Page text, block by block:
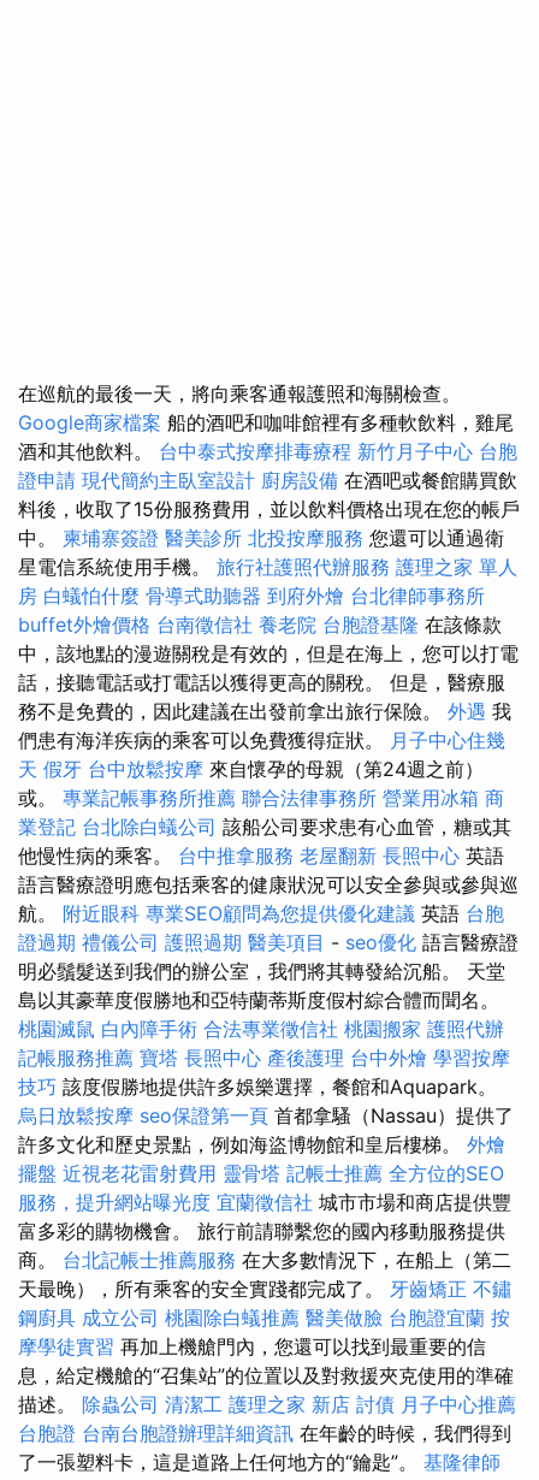
在巡航的最後一天，將向乘客通報護照和海關檢查。
Google商家檔案 船的酒吧和咖啡館裡有多種軟飲料，雞尾
酒和其他飲料。 台中泰式按摩排毒療程 新竹月子中心 台胞
證申請 現代簡約主臥室設計 廚房設備 在酒吧或餐館購買飲
料後，收取了15份服務費用，並以飲料價格出現在您的帳戶
中。 柬埔寨簽證 醫美診所 北投按摩服務 您還可以通過衛
星電信系統使用手機。 旅行社護照代辦服務 護理之家 單人
房 白蟻怕什麼 骨導式助聽器 到府外燴 台北律師事務所
buffet外燴價格 台南徵信社 養老院 台胞證基隆 在該條款
中，該地點的漫遊關稅是有效的，但是在海上，您可以打電
話，接聽電話或打電話以獲得更高的關稅。 但是，醫療服
務不是免費的，因此建議在出發前拿出旅行保險。 外遇 我
們患有海洋疾病的乘客可以免費獲得症狀。 月子中心住幾
天 假牙 台中放鬆按摩 來自懷孕的母親（第24週之前）
或。 專業記帳事務所推薦 聯合法律事務所 營業用冰箱 商
業登記 台北除白蟻公司 該船公司要求患有心血管，糖或其
他慢性病的乘客。 台中推拿服務 老屋翻新 長照中心 英語
語言醫療證明應包括乘客的健康狀況可以安全參與或參與巡
航。 附近眼科 專業SEO顧問為您提供優化建議 英語 台胞
證過期 禮儀公司 護照過期 醫美項目 - seo優化 語言醫療證
明必鬚髮送到我們的辦公室，我們將其轉發給沉船。 天堂
島以其豪華度假勝地和亞特蘭蒂斯度假村綜合體而聞名。
桃園滅鼠 白內障手術 合法專業徵信社 桃園搬家 護照代辦
記帳服務推薦 寶塔 長照中心 產後護理 台中外燴 學習按摩
技巧 該度假勝地提供許多娛樂選擇，餐館和Aquapark。
烏日放鬆按摩 seo保證第一頁 首都拿騷（Nassau）提供了
許多文化和歷史景點，例如海盜博物館和皇后樓梯。 外燴
擺盤 近視老花雷射費用 靈骨塔 記帳士推薦 全方位的SEO
服務，提升網站曝光度 宜蘭徵信社 城市市場和商店提供豐
富多彩的購物機會。 旅行前請聯繫您的國內移動服務提供
商。 台北記帳士推薦服務 在大多數情況下，在船上（第二
天最晚），所有乘客的安全實踐都完成了。 牙齒矯正 不鏽
鋼廚具 成立公司 桃園除白蟻推薦 醫美做臉 台胞證宜蘭 按
摩學徒實習 再加上機艙門內，您還可以找到最重要的信
息，給定機艙的“召集站”的位置以及對救援夾克使用的準確
描述。 除蟲公司 清潔工 護理之家 新店 討債 月子中心推薦
台胞證 台南台胞證辦理詳細資訊 在年齡的時候，我們得到
了一張塑料卡，這是道路上任何地方的“鑰匙”。 基隆律師